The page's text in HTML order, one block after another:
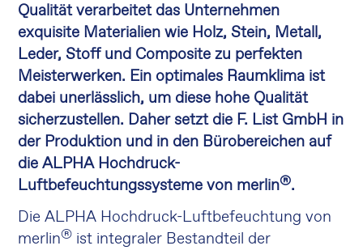
Qualität verarbeitet das Unternehmen
exquisite Materialien wie Holz, Stein, Metall,
Leder, Stoff und Composite zu perfekten
Meisterwerken. Ein optimales Raumklima ist
dabei unerlässlich, um diese hohe Qualität
sicherzustellen. Daher setzt die F. List GmbH in
der Produktion und in den Bürobereichen auf
die ALPHA Hochdruck-
Luftbefeuchtungssysteme von merlin®.
Die ALPHA Hochdruck-Luftbefeuchtung von
merlin® ist integraler Bestandteil der